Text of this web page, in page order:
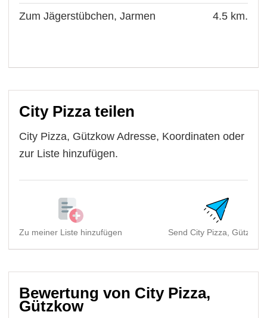
Zum Jägerstübchen, Jarmen 4.5 km.
City Pizza teilen
City Pizza, Gützkow Adresse, Koordinaten oder
zur Liste hinzufügen.
Zu meiner Liste hinzufügen Send City Pizza, Gützkow
Bewertung von City Pizza,
Gützkow